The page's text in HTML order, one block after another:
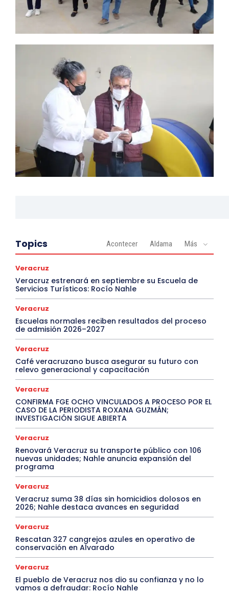
Topics Acontecer Aldama Más
Veracruz
Veracruz estrenará en septiembre su Escuela de
Servicios Turísticos: Rocío Nahle
Veracruz
Escuelas normales reciben resultados del proceso
de admisión 2026–2027
Veracruz
Café veracruzano busca asegurar su futuro con
relevo generacional y capacitación
Veracruz
CONFIRMA FGE OCHO VINCULADOS A PROCESO POR EL
CASO DE LA PERIODISTA ROXANA GUZMÁN;
INVESTIGACIÓN SIGUE ABIERTA
Veracruz
Renovará Veracruz su transporte público con 106
nuevas unidades; Nahle anuncia expansión del
programa
Veracruz
Veracruz suma 38 días sin homicidios dolosos en
2026; Nahle destaca avances en seguridad
Veracruz
Rescatan 327 cangrejos azules en operativo de
conservación en Alvarado
Veracruz
El pueblo de Veracruz nos dio su confianza y no lo
vamos a defraudar: Rocío Nahle